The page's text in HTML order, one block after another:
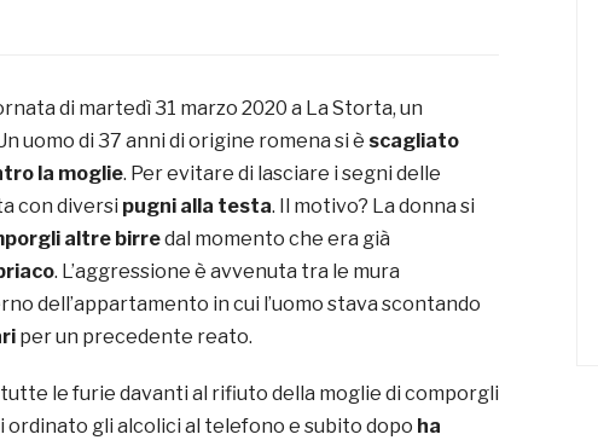
di martedì 31 marzo 2020 a La Storta, un
uomo di 37 anni di origine romena si è scagliato
la moglie. Per evitare di lasciare i segni delle
con diversi pugni alla testa. Il motivo? La donna si
altre birredal momento che era già
. L’aggressione è avvenuta tra le mura
dell’appartamento in cui l’uomo stava scontando
per un precedente reato.
tutte le furie davanti al rifiuto della moglie di comporgli
ordinato gli alcolici al telefono e subito dopo ha